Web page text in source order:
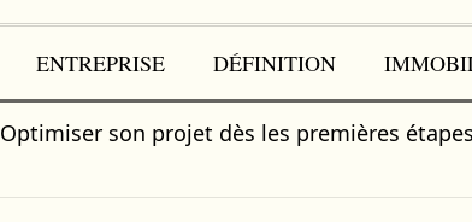
ENTREPRISE DÉFINITION
Optimiser son projet dès les premières